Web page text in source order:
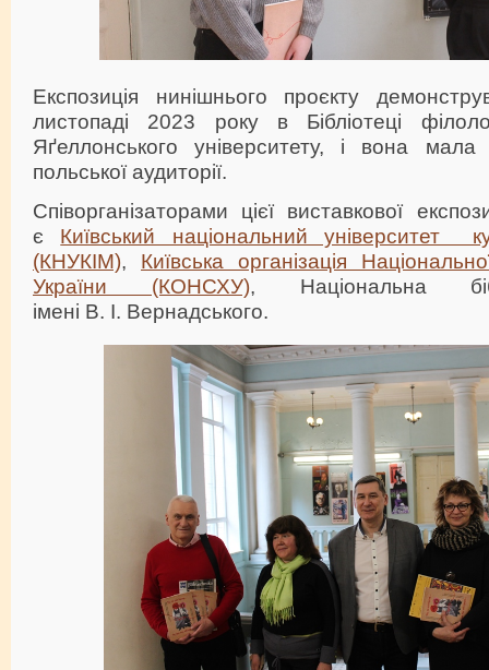
Експозиція нинішнього проєкту
листопаді 2023 року в Бібліотеці
Яґеллонського університету, і вона
польської аудиторії.
Співорганізаторами цієї виставкової
є Київський національний університет
(КНУКІМ), Київська організація
України (КОНСХУ), Національна
імені В. І. Вернадського.